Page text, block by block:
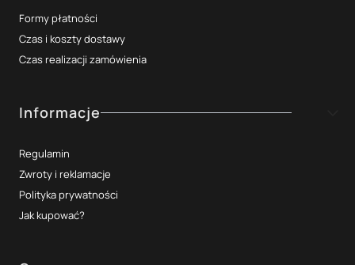
Formy płatności
Czas i koszty dostawy
Czas realizacji zamówienia
Informacje
Regulamin
Zwroty i reklamacje
Polityka prywatności
Jak kupować?